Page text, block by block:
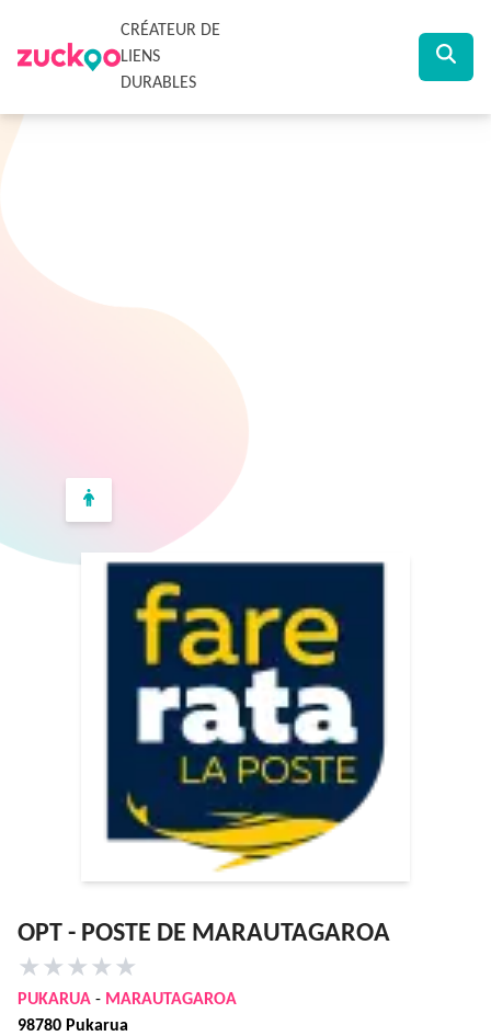
CRÉATEUR DE
LIENS
DURABLES
OPT - POSTE DE MARAUTAGAROA
★ ★ ★ ★ ★
PUKARUA - MARAUTAGAROA
98780 Pukarua